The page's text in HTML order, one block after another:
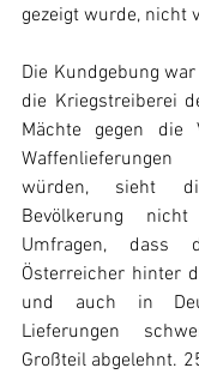
gezeigt wurde, nicht
Die Kundgebung
die Kriegstreiberei
Mächte gegen die
würden, sieht
Bevölkerung
Umfragen, dass
Österreicher hinter
und auch in
Lieferungen
Großteil abgelehnt.